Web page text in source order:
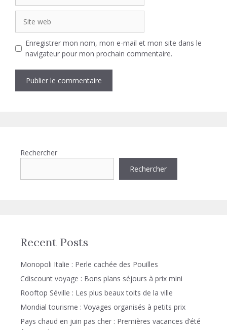
web
Enregistrer mon nom, mon e-mail et mon site dans le
navigateur pour mon prochain commentaire.
Rechercher
Rechercher
Recent Posts
Monopoli Italie : Perle cachée des Pouilles
Cdiscount voyage : Bons plans séjours à prix mini
Rooftop Séville : Les plus beaux toits de la ville
Mondial tourisme : Voyages organisés à petits prix
Pays chaud en juin pas cher : Premières vacances d’été